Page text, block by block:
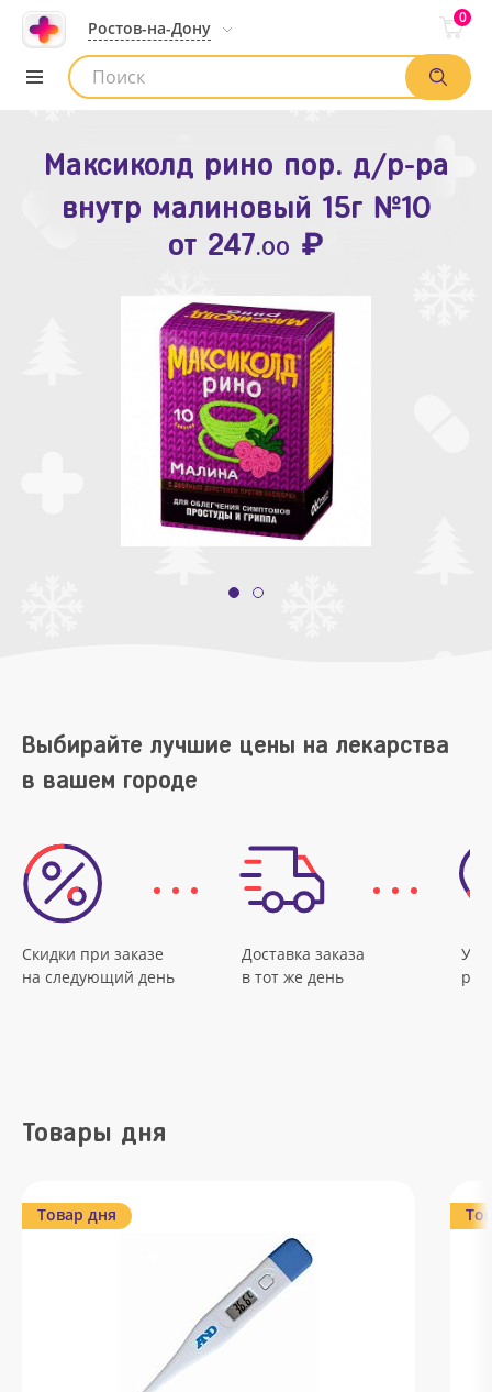
Ростов-на-Дону
0
Список аптек
Максиколд рино пор. д/р-ра
внутр малиновый 15г №10
от 247.00 ₽
Зодак таб. п.п.о. 10мг №10
от109.80 ₽
Выбирайте лучшие цены на лекарства
в вашем городе
Скидки при заказе
на следующий день
Доставка заказа
в тот же день
Товары дня
Товар дня